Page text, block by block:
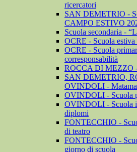
ricercatori
SAN DEMETRIO -
CAMPO ESTIVO
Scuola secondaria -
OCRE - Scuola estiva
OCRE - Scuola
corresponsabilità
ROCCA DI MEZZO
SAN DEMETRIO,
OVINDOLI -
OVINDOLI - Scuola
OVINDOLI - Scuola
diplomi
FONTECCHIO -
di teatro
FONTECCHIO -
giorno di scuola